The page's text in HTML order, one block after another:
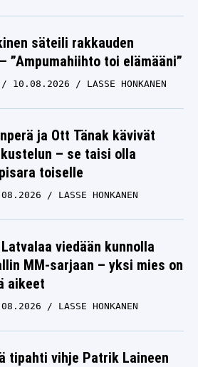
säteili rakkauden
”Ampumahiihto toi elämääni”
10.08.2026 LASSE HONKANEN
ja Ott Tänak kävivät
– se taisi olla
toiselle
LASSE HONKANEN
viedään kunnolla
MM-sarjaan – yksi mies on
aikeet
LASSE HONKANEN
tipahti vihje Patrik Laineen